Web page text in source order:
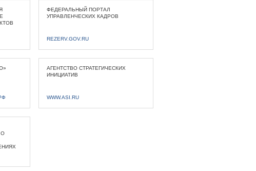
ФЕДЕРАЛЬНЫЙ ПОРТАЛ
УПРАВЛЕНЧЕСКИХ КАДРОВ
REZERV.GOV.RU
АГЕНТСТВО СТРАТЕГИЧЕСКИХ
ИНИЦИАТИВ
WWW.ASI.RU